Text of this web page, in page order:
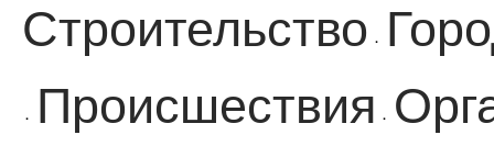
Строительство ·
· Происшествия ·